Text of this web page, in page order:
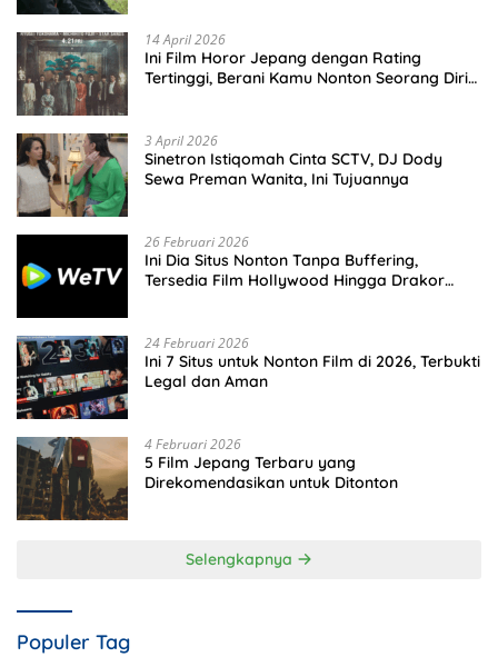
14 April 2026
Ini Film Horor Jepang dengan Rating
Tertinggi, Berani Kamu Nonton Seorang Diri
3 April 2026
Sinetron Istiqomah Cinta SCTV, DJ Dody
Sewa Preman Wanita, Ini Tujuannya
26 Februari 2026
Ini Dia Situs Nonton Tanpa Buffering,
Tersedia Film Hollywood Hingga Drakor
24 Februari 2026
Ini 7 Situs untuk Nonton Film di 2026, Terbukti
Legal dan Aman
4 Februari 2026
5 Film Jepang Terbaru yang
Direkomendasikan untuk Ditonton
Selengkapnya
Populer Tag